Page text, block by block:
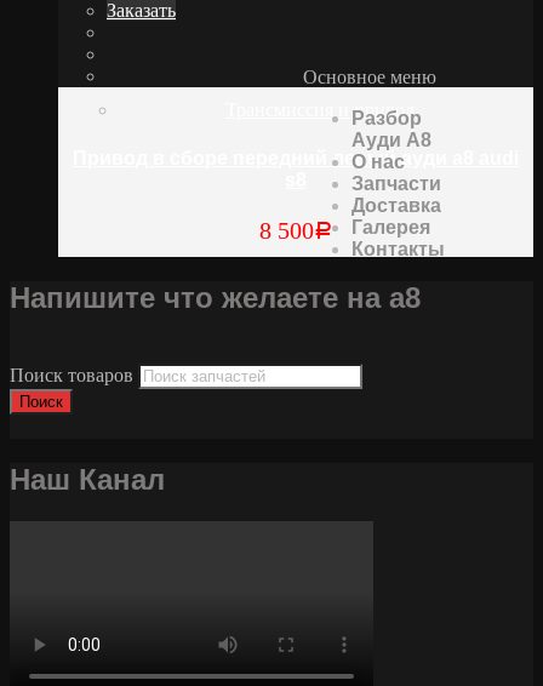
Основное меню
Разбор
Ауди А8
О нас
Запчасти
Доставка
Галерея
Контакты
Заказать
Трансмиссия и привод
Привод в сборе передний левый ауди а8 audi
8 500Р
Напишите что желаете на а8
Поиск товаров
Поиск
Наш Канал